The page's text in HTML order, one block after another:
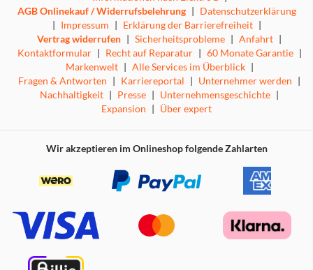
AGB Onlinekauf / Widerrufsbelehrung | Datenschutzerklärung
| Impressum | Erklärung der Barrierefreiheit |
Vertrag widerrufen | Sicherheitsprobleme | Anfahrt |
Kontaktformular | Recht auf Reparatur | 60 Monate Garantie |
Markenwelt | Alle Services im Überblick |
Fragen & Antworten | Karriereportal | Unternehmer werden |
Nachhaltigkeit | Presse | Unternehmensgeschichte |
Expansion | Über expert
Wir akzeptieren im Onlineshop folgende Zahlarten